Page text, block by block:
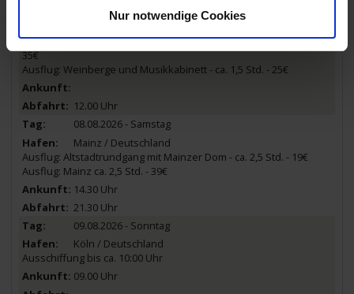
Nur notwendige Cookies
08.08.2026 - Samstag
Rüdesheim / Deutschland
Ausflug: Mit der Seilbahn zum Niederwalddenkmal - ca. 3 Std. -
35€
Ausflug: Weinberge und Musikkabinett - ca. 1,5 Std. - 25€
12.00 Uhr
08.08.2026 - Samstag
Mainz / Deutschland
Ausflug: Altstadtrundgang mit Mainzer Dom - ca. 2,5 Std. - 19€
Ausflug: Mainz ca. 2,5 Std. - 39€
14.30 Uhr
21.30 Uhr
09.08.2026 - Sonntag
Köln / Deutschland
Ausschiffung bis ca. 10:00 Uhr
09.00 Uhr